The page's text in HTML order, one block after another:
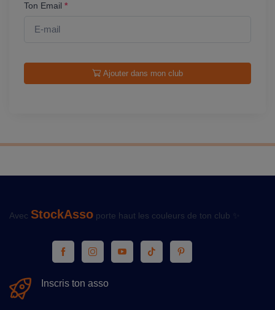
Ton Email *
Ajouter dans mon club
Avec StockAsso porte haut les couleurs de ton club ✨
Inscris ton asso